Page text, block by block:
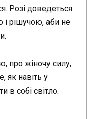
Розі доведеться
рішучою, аби не
про жіночу силу,
як навіть у
в собі світло.